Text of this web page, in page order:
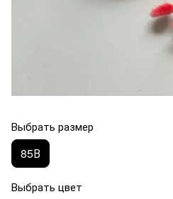
Выбрать размер
85В
Выбрать цвет